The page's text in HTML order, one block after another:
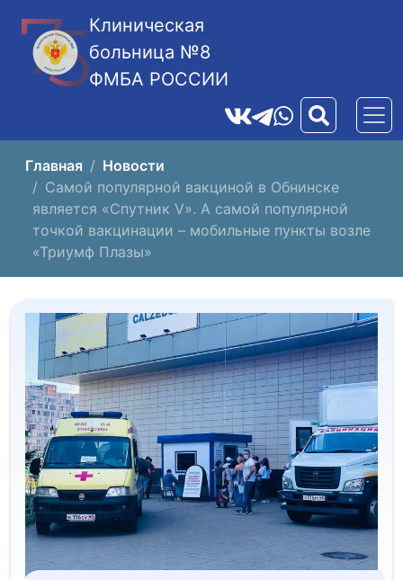
Клиническая
больница №8
ФМБА РОССИИ
Главная
Новости
Самой популярной вакциной в Обнинске
является «Спутник V». А самой популярной
точкой вакцинации – мобильные пункты возле
«Триумф Плазы»